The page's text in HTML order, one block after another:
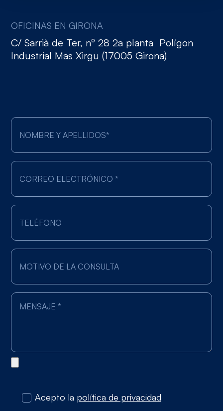
OFICINAS EN GIRONA
C/ Sarrià de Ter, nº 28 2a planta Polígon
Industrial Mas Xirgu (17005 Girona)
Acepto la política de privacidad